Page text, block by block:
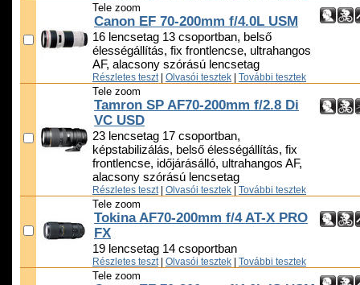
Tele zoom
Canon EF 70-200mm f/4.0L USM
16 lencsetag 13 csoportban, belső
élességállítás, fix frontlencse, ultrahangos
AF, alacsony szórású lencsetag
Részletes teszt Olvasói tesztek További tesztek
Tele zoom
Tamron SP AF70-200mm f/2.8 Di
VC USD
23 lencsetag 17 csoportban,
képstabilizálás, belső élességállítás, fix
frontlencse, időjárásálló, ultrahangos AF,
alacsony szórású lencsetag
Részletes teszt Olvasói tesztek További tesztek
Tele zoom
Tokina AF70-200mm f/4 AT-X PRO
FX
19 lencsetag 14 csoportban
Részletes teszt Olvasói tesztek További tesztek
Tele zoom